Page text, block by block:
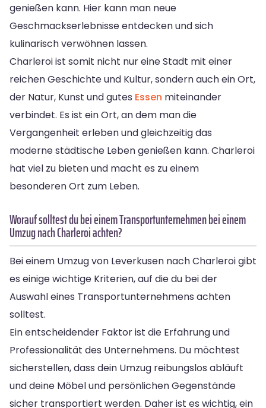
genießen kann. Hier kann man neue
Geschmackserlebnisse entdecken und sich
kulinarisch verwöhnen lassen.
Charleroi ist somit nicht nur eine Stadt mit einer
reichen Geschichte und Kultur, sondern auch ein Ort,
der Natur, Kunst und gutes Essen miteinander
verbindet. Es ist ein Ort, an dem man die
Vergangenheit erleben und gleichzeitig das
moderne städtische Leben genießen kann. Charleroi
hat viel zu bieten und macht es zu einem
besonderen Ort zum Leben.
Worauf solltest du bei einem Transportunternehmen bei einem
Umzug nach Charleroi achten?
Bei einem Umzug von Leverkusen nach Charleroi gibt
es einige wichtige Kriterien, auf die du bei der
Auswahl eines Transportunternehmens achten
solltest.
Ein entscheidender Faktor ist die Erfahrung und
Professionalität des Unternehmens. Du möchtest
sicherstellen, dass dein Umzug reibungslos abläuft
und deine Möbel und persönlichen Gegenstände
sicher transportiert werden. Daher ist es wichtig, ein